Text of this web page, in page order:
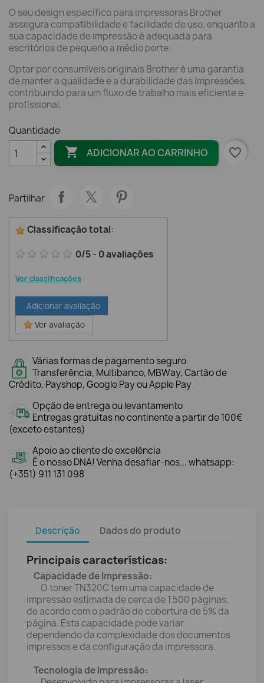
O seu design específico para impressoras Brother
assegura compatibilidade e facilidade de uso, enquanto a
sua capacidade de impressão é adequada para
escritórios de pequeno a médio porte.
Optar por consumíveis originais Brother é uma garantia
de manter a qualidade e a durabilidade das impressões,
contribuindo para um fluxo de trabalho mais eficiente e
profissional.
Quantidade
 ADICIONAR AO CARRINHO favorite_border
Partilhar
Classificação total:
0/5- 0avaliações
Ver classificações
Adicionar avaliação
Ver avaliação
Várias formas de pagamento seguro
Transferência, Multibanco, MBWay, Cartão de
Crédito, Payshop, Google Pay ou Apple Pay
Opção de entrega ou levantamento
Entregas gratuitas no continente a partir de 100€
(exceto estantes)
Apoio ao cliente de excelência
É o nosso DNA! Venha desafiar-nos... whatsapp:
(+351) 911 131 098
Descrição Dados do produto
Principais características:
Capacidade de Impressão:
O toner TN320C tem uma capacidade de
impressão estimada de cerca de 1.500 páginas,
de acordo com o padrão de cobertura de 5% da
página. Esta capacidade pode variar
dependendo da complexidade dos documentos
impressos e da configuração da impressora.
Tecnologia de Impressão: